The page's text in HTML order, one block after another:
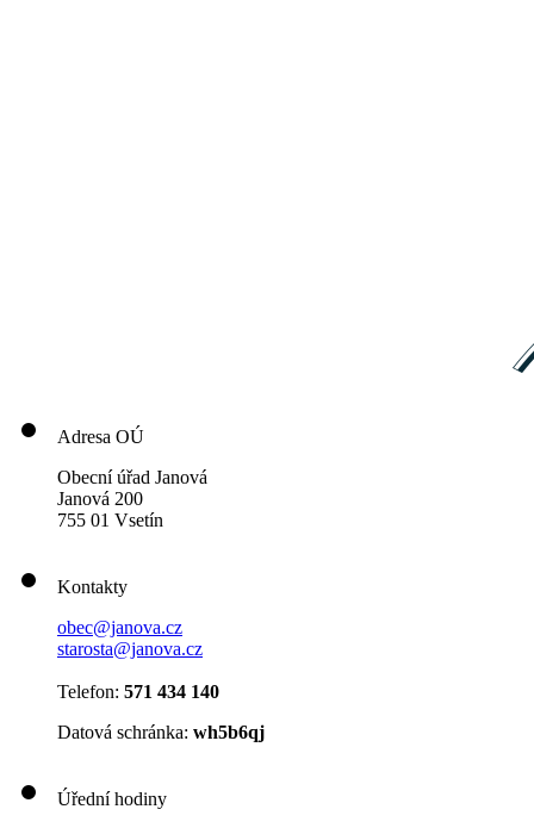
Adresa OÚ
Obecní úřad Janová
Janová 200
755 01 Vsetín
Kontakty
obec@janova.cz
starosta@janova.cz
Telefon: 571 434 140
Datová schránka: wh5b6qj
Úřední hodiny